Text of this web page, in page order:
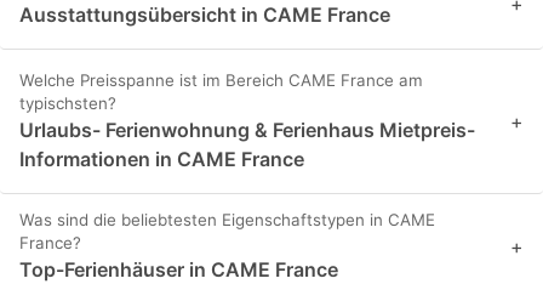
Ausstattungsübersicht in CAME France
Welche Preisspanne ist im Bereich CAME France am
typischsten?
Urlaubs- Ferienwohnung & Ferienhaus Mietpreis-
Informationen in CAME France
+
Was sind die beliebtesten Eigenschaftstypen in CAME
France?
Top-Ferienhäuser in CAME France
+